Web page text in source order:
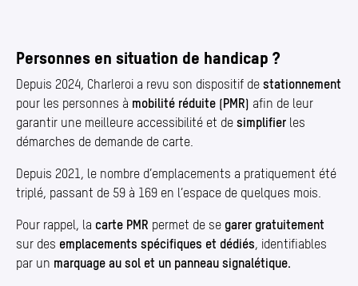
Personnes en situation de handicap ?
Depuis 2024, Charleroi a revu son dispositif de stationnement
pour les personnes à mobilité réduite (PMR) afin de leur
garantir une meilleure accessibilité et de simplifier les
démarches de demande de carte.
Depuis 2021, le nombre d’emplacements a pratiquement été
triplé, passant de 59 à 169 en l’espace de quelques mois.
Pour rappel, la carte PMR permet de se garer gratuitement
sur des emplacements spécifiques et dédiés, identifiables
par un marquage au sol et un panneau signalétique.